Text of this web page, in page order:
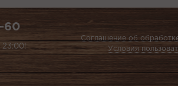
60
23:00!
Соглашение об
Условия